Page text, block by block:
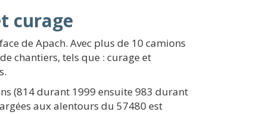
curage
de Apach. Avec plus de 10 camions
chantiers, tels que : curage et
(814 durant 1999 ensuite 983 durant
aux alentours du 57480 est